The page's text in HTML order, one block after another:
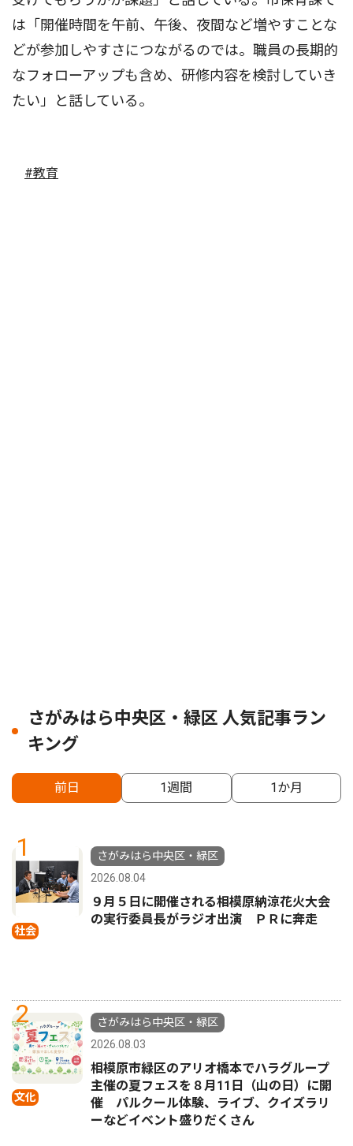
は「開催時間を午前、午後、夜間など増やすことな
どが参加しやすさにつながるのでは。職員の長期的
なフォローアップも含め、研修内容を検討していき
たい」と話している。
#教育
さがみはら中央区・緑区 人気記事ラン
キング
前日 1週間 1か月
1
社会
さがみはら中央区・緑区
2026.08.04
９月５日に開催される相模原納涼花火大会
の実行委員長がラジオ出演 ＰＲに奔走
2
文化
さがみはら中央区・緑区
2026.08.03
相模原市緑区のアリオ橋本でハラグループ
主催の夏フェスを８月11日（山の日）に開
催 パルクール体験、ライブ、クイズラリ
ーなどイベント盛りだくさん